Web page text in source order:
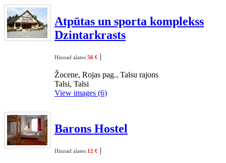
Atpūtas un sporta komplekss
Dzintarkrasts
Hinnad alates 56 € |
Žocene, Rojas pag., Talsu rajons
Talsi, Talsi
View images (6)
Barons Hostel
Hinnad alates 12 € |